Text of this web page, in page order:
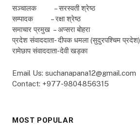
सञ्चालक – सरस्वती श्रेष्ठ
सम्पादक – रक्षा श्रेष्ठ
समाचार प्रमुख – अप्सरा बोहरा
प्रदेश संवाददाता- दीपक धमला (सुदुरपश्चिम प्रदेश)
रामेछाप संवाददाता-देवी खड्का
Email Us: suchanapana12@gmail.com
Contact: +977-9804856315
MOST POPULAR